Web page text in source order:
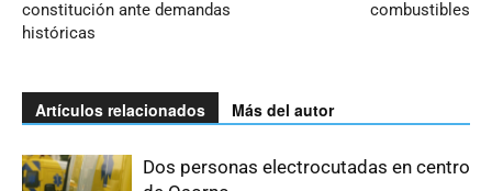
constitución ante demandas
históricas
combustibles
Artículos relacionados Más del autor
Dos personas electrocutadas en centro